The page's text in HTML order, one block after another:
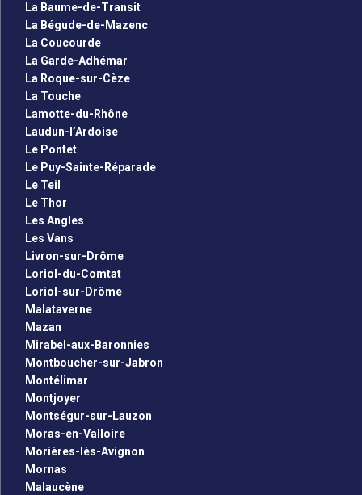
La Baume-de-Transit
La Bégude-de-Mazenc
La Coucourde
La Garde-Adhémar
La Roque-sur-Cèze
La Touche
Lamotte-du-Rhône
Laudun-l’Ardoise
Le Pontet
Le Puy-Sainte-Réparade
Le Teil
Le Thor
Les Angles
Les Vans
Livron-sur-Drôme
Loriol-du-Comtat
Loriol-sur-Drôme
Malataverne
Mazan
Mirabel-aux-Baronnies
Montboucher-sur-Jabron
Montélimar
Montjoyer
Montségur-sur-Lauzon
Moras-en-Valloire
Morières-lès-Avignon
Mornas
Malaucène